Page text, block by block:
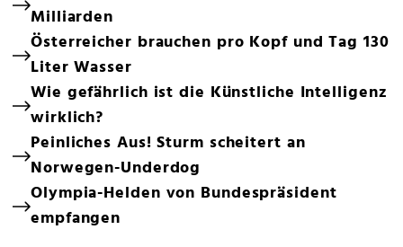
Milliarden
Österreicher brauchen pro Kopf und Tag 130
Liter Wasser
Wie gefährlich ist die Künstliche Intelligenz
wirklich?
Peinliches Aus! Sturm scheitert an
Norwegen-Underdog
Olympia-Helden von Bundespräsident
empfangen